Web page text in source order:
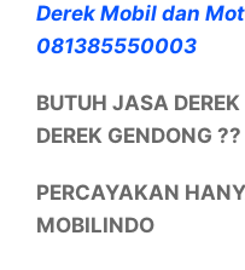
Derek Mobil dan
081385550003
BUTUH JASA
DEREK GENDONG ??
PERCAYAKAN
MOBILINDO